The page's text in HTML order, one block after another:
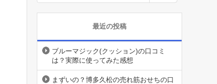
最近の投稿
ブルーマジック(クッション)の口コミ
は？実際に使ってみた感想
まずいの？博多久松の売れ筋おせちの口